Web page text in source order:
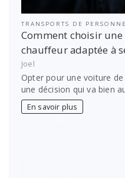
TRANSPORTS DE
Comment choisir
chauffeur adaptée à
Joel
Opter pour une voiture
une décision qui va bien
En savoir plus